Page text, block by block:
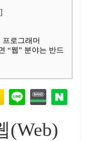
]
로그래머
“웹” 분야는 반드
(Web)